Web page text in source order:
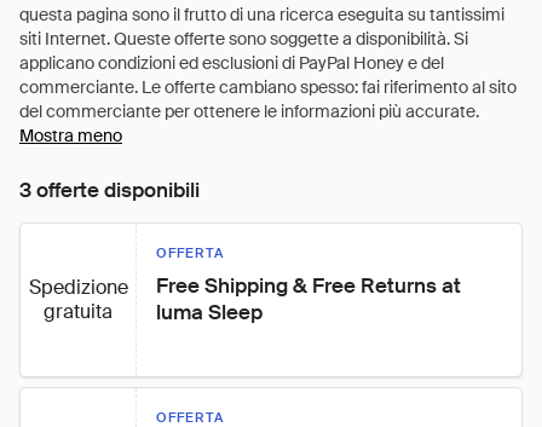
Mostra meno
3 offerte disponibili
Spedizione
gratuita
OFFERTA
Free Shipping & Free Returns at
luma Sleep
OFFERTA